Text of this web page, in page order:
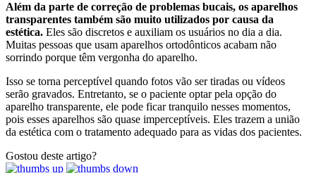
Além da parte de correção de problemas bucais, os aparelhos
transparentes também são muito utilizados por causa da
estética. Eles são discretos e auxiliam os usuários no dia a dia.
Muitas pessoas que usam aparelhos ortodônticos acabam não
sorrindo porque têm vergonha do aparelho.
Isso se torna perceptível quando fotos vão ser tiradas ou vídeos
serão gravados. Entretanto, se o paciente optar pela opção do
aparelho transparente, ele pode ficar tranquilo nesses momentos,
pois esses aparelhos são quase imperceptíveis. Eles trazem a união
da estética com o tratamento adequado para as vidas dos pacientes.
Gostou deste artigo?